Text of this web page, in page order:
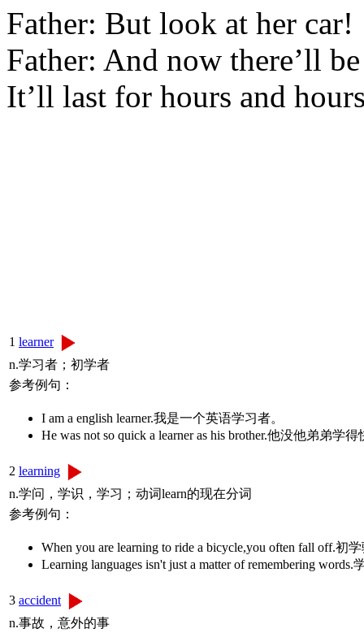
Father: But look at her car!
Father: And now there’ll
It’ll last for hours and
1 learner
n.学习者；初学者
参考例句：
I am a english learner.我是一个英语学习者。
He was not so quick a learner as his brother.他没他弟弟学得
2 learning
n.学问，学识，学习；动词learn的现在分词
参考例句：
When you are learning to ride a bicycle,you often fall off.
Learning languages isn't just a matter of remembering
3 accident
n.事故，意外的事